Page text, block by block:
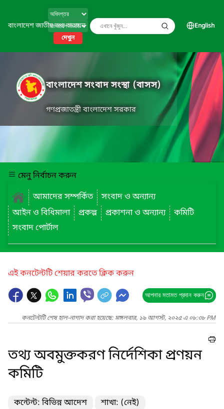
বাংলাদেশ জাতীয় তথ্য বাতায়ন
দেখুন
English
বাংলাদেশ সংবাদ সংস্থা (বাসস)
গণপ্রজাতন্ত্রী বাংলাদেশ সরকার
মেনু নির্বাচন করুন
আমাদের সম্পর্কিত
সংবাদ ও অন্যান্য
আইন ও বিধিমালা
প্রকল্প প্রকাশনা ও অন্যান্য
কমিটি
সংবাদ পোর্টাল
এই কনটেন্টটি শেয়ার করতে ক্লিক করুন
আপনার মতামত প্রদান করুন
কনটেন্টটি শেষ হাল-নাগাদ করা হয়েছে: মঙ্গলবার, ১৯ আগস্ট, ২০২৫ এ ০৮:৩৮ PM
তথ্য অবমুক্তকরণ নির্দেশিকা প্রণয়ন
কমিটি
কন্টেন্ট: বিভিন্ন আদেশ শাখা: (নেই)